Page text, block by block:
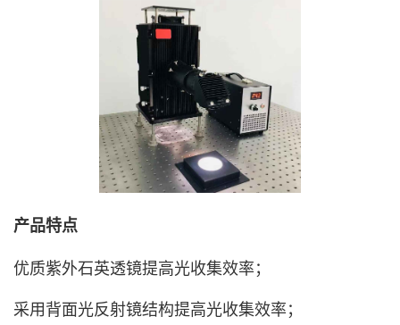
产品特点
优质紫外石英透镜提高光收集效率；
采用背面光反射镜结构提高光收集效率；